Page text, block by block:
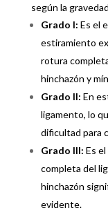
según la
Grado I: Es el
estiramiento
rotura
hinchazón y
Grado II: En
ligamento, lo
dificultad para
Grado III: Es
completa del
hinchazón
evidente.